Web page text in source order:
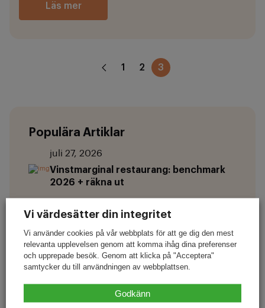
Läs mer
1 2 3
Populära Artiklar
juli 27, 2026
Vinstmarginal restaurang: benchmark
2026 + räkna ut
mars 12, 2026
och prognos
februari 4, 2026
framtid i en föränderlig
Vi värdesätter din integritet
Vi använder cookies på vår webbplats för att ge dig den mest
relevanta upplevelsen genom att komma ihåg dina preferenser
och upprepade besök. Genom att klicka på "Acceptera"
samtycker du till användningen av webbplattsen.
Godkänn